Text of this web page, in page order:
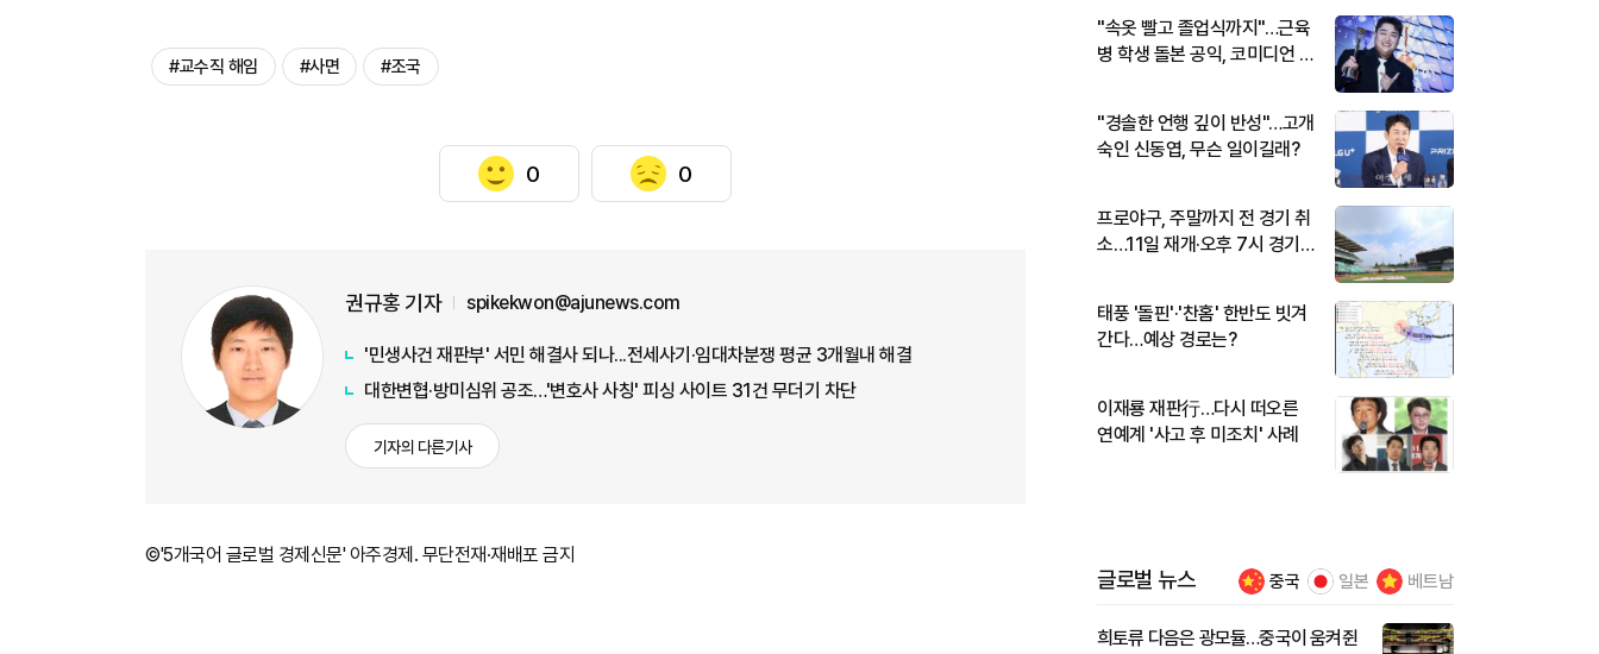
#교수직 해임 #사면 #조국
0 0
권규홍 기자 spikekwon@ajunews.com
'민생사건 재판부' 서민 해결사 되나...전세사기·임대차분쟁 평균 3개월내 해결
대한변협·방미심위 공조…'변호사 사칭' 피싱 사이트 31건 무더기 차단
기자의 다른기사
©'5개국어 글로벌 경제신문' 아주경제. 무단전재·재배포 금지
"속옷 빨고 졸업식까지"…근육
병 학생 돌본 공익, 코미디언 김
"경솔한 언행 깊이 반성"…고개
숙인 신동엽, 무슨 일이길래?
프로야구, 주말까지 전 경기 취
소…11일 재개·오후 7시 경기
태풍 '돌핀'·'찬홈' 한반도 빗겨
간다…예상 경로는?
이재룡 재판行…다시 떠오른
연예계 '사고 후 미조치' 사례
글로벌 뉴스 중국 일본 베트남
희토류 다음은 광모듈…중국이 움켜쥔